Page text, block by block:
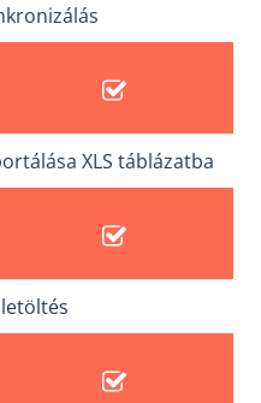
XLS táblázatba
letöltés